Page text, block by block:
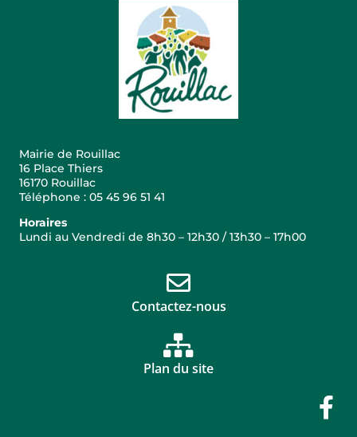
Mairie de Rouillac
16 Place Thiers
16170 Rouillac
Téléphone : 05 45 96 51 41
Horaires
Lundi au Vendredi de 8h30 – 12h30 / 13h30 – 17h00
Contactez-nous
Plan du site